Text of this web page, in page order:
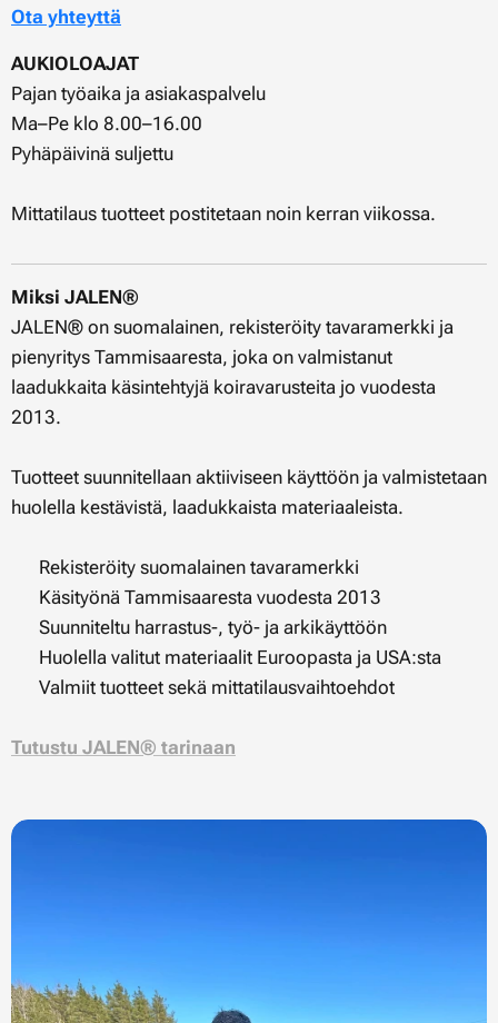
Ota yhteyttä
AUKIOLOAJAT
Pajan työaika ja asiakaspalvelu
Ma–Pe klo 8.00–16.00
Pyhäpäivinä suljettu
Mittatilaus tuotteet postitetaan noin kerran viikossa.
Miksi JALEN®
JALEN® on suomalainen, rekisteröity tavaramerkki ja
pienyritys Tammisaaresta, joka on valmistanut
laadukkaita käsintehtyjä koiravarusteita jo vuodesta
2013.
Tuotteet suunnitellaan aktiiviseen käyttöön ja valmistetaan
huolella kestävistä, laadukkaista materiaaleista.
✔ Rekisteröity suomalainen tavaramerkki
✔ Käsityönä Tammisaaresta vuodesta 2013
✔ Suunniteltu harrastus-, työ- ja arkikäyttöön
✔ Huolella valitut materiaalit Euroopasta ja USA:sta
✔ Valmiit tuotteet sekä mittatilausvaihtoehdot
Tutustu JALEN® tarinaan